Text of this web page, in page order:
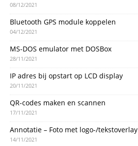
08/12/2021
Bluetooth GPS module koppelen
04/12/2021
MS-DOS emulator met DOSBox
28/11/2021
IP adres bij opstart op LCD display
20/11/2021
QR-codes maken en scannen
17/11/2021
Annotatie – Foto met logo-/tekstoverlay
14/11/2021